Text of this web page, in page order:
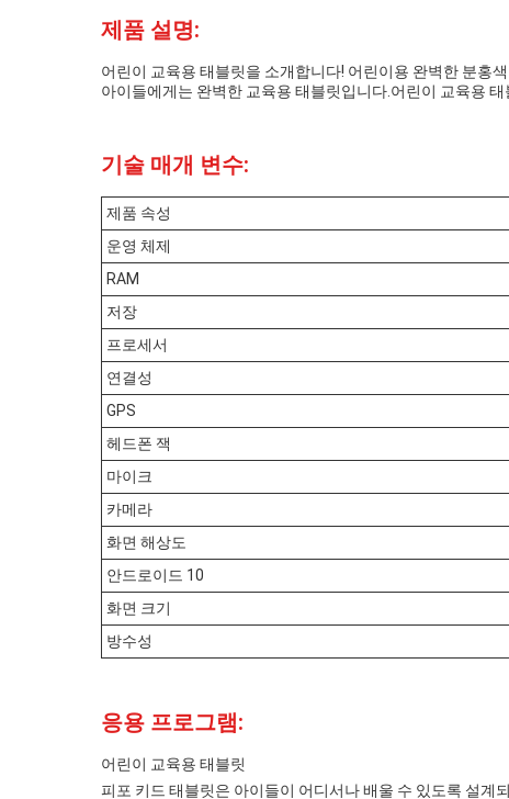
제품 설명:
어린이 교육용 태블릿을 소개합니다! 어린이용 완벽한 분홍
아이들에게는 완벽한 교육용 태블릿입니다.어린이 교육용
기술 매개 변수:
제품 속성
운영 체제
RAM
저장
프로세서
연결성
GPS
헤드폰 잭
마이크
카메라
화면 해상도
안드로이드 10
화면 크기
방수성
응용 프로그램:
어린이 교육용 태블릿
피포 키드 태블릿은 아이들이 어디서나 배울 수 있도록 설계